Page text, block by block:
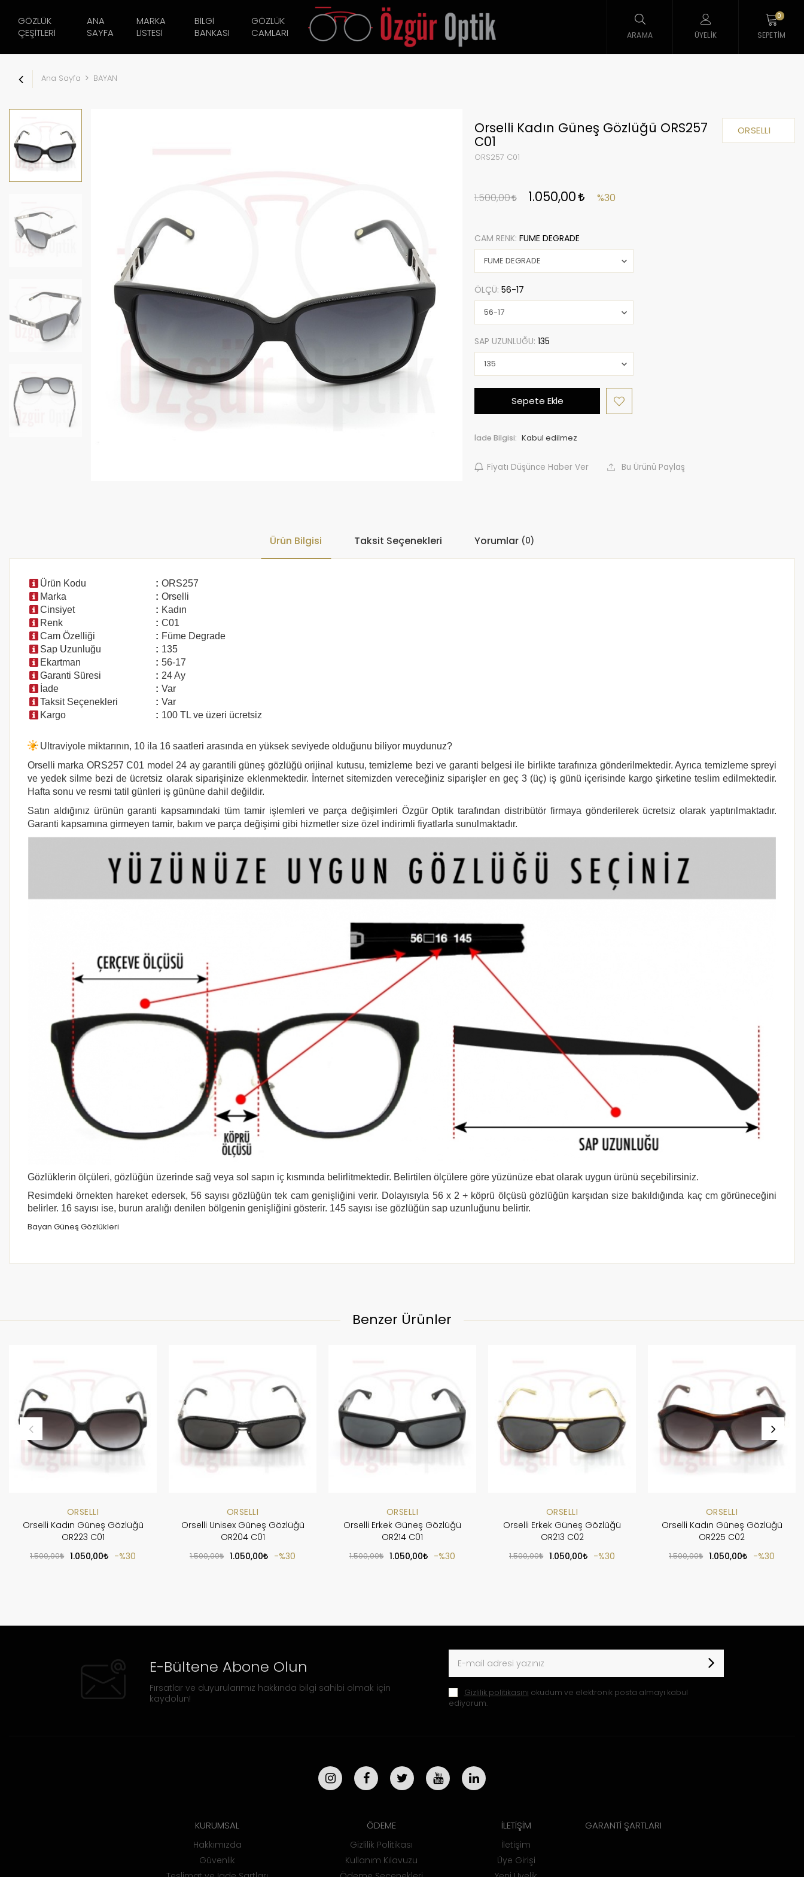
GÖZLÜK
ÇEŞITLERI
ANA
SAYFA
MARKA
LISTESI
BILGI
BANKASI
GÖZLÜK
CAMLARI
ARAMA ÜYELIK
0
SEPETIM
Ana Sayfa BAYAN
ORSELLI
Orselli Kadın Güneş Gözlüğü ORS257
C01
ORS257 C01
1.500,00 1.050,00 %30
CAM RENK: FUME DEGRADE
ÖLÇÜ:56-17
SAP UZUNLUĞU: 135
Sepete Ekle
İade Bilgisi:
Fiyatı Düşünce Haber Ver Bu Ürünü Paylaş
Ürün Bilgisi Taksit Seçenekleri Yorumlar (0)
Ürün Kodu : ORS257
Marka
: Orselli
Cinsiyet
: Kadın
Renk
: C01
Cam Özelliği
: Füme Degrade
Sap Uzunluğu
: 135
Ekartman
: 56-17
Garanti Süresi
: 24 Ay
İade
: Var
Taksit Seçenekleri
: Var
Kargo
: 100 TL ve üzeri ücretsiz
Ultraviyole miktarının, 10 ila 16 saatleri arasında en yüksek seviyede olduğunu biliyor muydunuz?
Orselli marka ORS257 C01 model 24 ay garantili güneş gözlüğü orijinal kutusu, temizleme bezi ve garanti belgesi ile birlikte tarafınıza gönderilmektedir. Ayrıca temizleme spreyi
ve yedek silme bezi de ücretsiz olarak siparişinize eklenmektedir. İnternet sitemizden vereceğiniz siparişler en geç 3 (üç) iş günü içerisinde kargo şirketine teslim edilmektedir.
Hafta sonu ve resmi tatil günleri iş gününe dahil değildir.
Satın aldığınız ürünün garanti kapsamındaki tüm tamir işlemleri ve parça değişimleri Özgür Optik tarafından distribütör firmaya gönderilerek ücretsiz olarak yaptırılmaktadır.
Garanti kapsamına girmeyen tamir, bakım ve parça değişimi gibi hizmetler size özel indirimli fiyatlarla sunulmaktadır.
Gözlüklerin ölçüleri, gözlüğün üzerinde sağ veya sol sapın iç kısmında belirlitmektedir. Belirtilen ölçülere göre yüzünüze ebat olarak uygun ürünü seçebilirsiniz.
Resimdeki örnekten hareket edersek, 56 sayısı gözlüğün tek cam genişliğini verir. Dolayısıyla 56 x 2 + köprü ölçüsü gözlüğün karşıdan size bakıldığında kaç cm görüneceğini
belirler. 16 sayısı ise, burun aralığı denilen bölgenin genişliğini gösterir. 145 sayısı ise gözlüğün sap uzunluğunu belirtir.
Bayan Güneş Gözlükleri
Benzer Ürünler
ORSELLI
Orselli Kadın Güneş Gözlüğü
OR223 C01
1.500,00 1.050,00 %30
ORSELLI
Orselli Unisex Güneş Gözlüğü
OR204 C01
1.500,00 1.050,00 %30
ORSELLI
Orselli Erkek Güneş Gözlüğü
OR214 C01
1.500,00 1.050,00 %30
ORSELLI
Orselli Erkek Güneş Gözlüğü
OR213 C02
1.500,00 1.050,00 %30
ORSELLI
Orselli Kadın Güneş Gözlüğü
OR225 C02
1.500,00 1.050,00 %30
E-Bültene Abone Olun
Fırsatlar ve duyurularımız hakkında bilgi sahibi olmak için
kaydolun!
Gizlilik politikasını okudum ve elektronik posta almayı kabul
ediyorum.
KURUMSAL
Hakkımızda
Güvenlik
ÖDEME
Gizlilik Politikası
Kullanım Kılavuzu
İLETİŞİM
İletişim
Üye Girişi
GARANTİ ŞARTLARI